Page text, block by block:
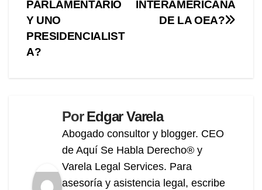
INTERAMERICANA
DE LA OEA?
PARLAMENTARIO
Y UNO
PRESIDENCIALIST
A?
PorEdgar Varela
Abogado consultor y blogger. CEO
de Aquí Se Habla Derecho® y
Varela Legal Services. Para
asesoría y asistencia legal, escribe